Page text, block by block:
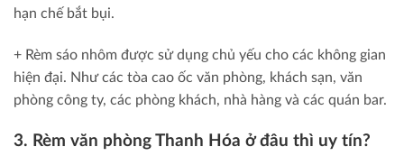
hạn chế bắt bụi.
+ Rèm sáo nhôm được sử dụng chủ yếu cho các không gian
hiện đại. Như các tòa cao ốc văn phòng, khách sạn, văn
phòng công ty, các phòng khách, nhà hàng và các quán bar.
3. Rèm văn phòng Thanh Hóa ở đâu thì uy tín?